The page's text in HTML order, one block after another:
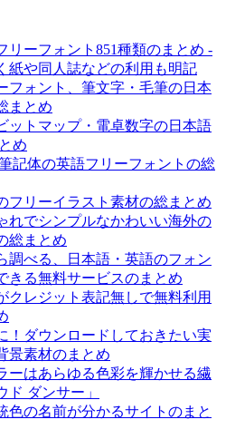
リーフォント851種類のまとめ -
紙や同人誌などの利用も明記
フォント、筆文字・毛筆の日本
まとめ
ットマップ・電卓数字の日本語
め
記体の英語フリーフォントの総
フリーイラスト素材の総まとめ
れでシンプルなかわいい海外の
総まとめ
調べる、日本語・英語のフォン
きる無料サービスのまとめ
クレジット表記無しで無料利用
！ダウンロードしておきたい実
景素材のまとめ
ーはあらゆる色彩を輝かせる繊
ダンサー」
色の名前が分かるサイトのまと